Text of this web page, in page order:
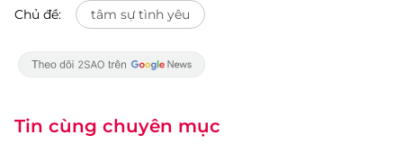
Chủ đề: tâm sự tình yêu
Tin cùng chuyên mục